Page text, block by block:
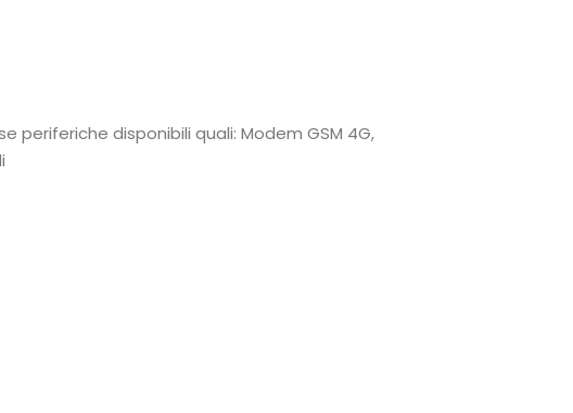
periferiche disponibili quali: Modem GSM 4G,